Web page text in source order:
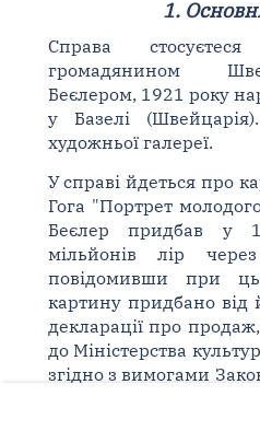
1.
Справа
громадянином
Беєлером, 1921 року
у Базелі
художньої галереї.
У справі йдеться про
Гога "Портрет
Беєлер придбав у
мільйонів лір
повідомивши при
картину придбано від
декларації про
до Міністерства
згідно з вимогами
імені заявника не
році